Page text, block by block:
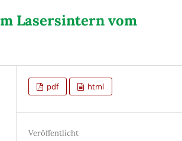
Lasersintern vom
pdf html
Veröffentlicht